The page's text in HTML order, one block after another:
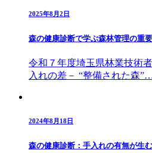
2025年8月2日
森の健康診断で学ぶ森林管理の重
令和７年度埼玉県林業技術
入れの差－ “整備された森
2024年8月18日
森の健康診断：手入れの有無が生